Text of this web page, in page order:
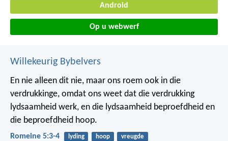
Android
Op u webwerf
Willekeurig Bybelvers
En nie alleen dit nie, maar ons roem ook in die
verdrukkinge, omdat ons weet dat die verdrukking
lydsaamheid werk, en die lydsaamheid beproefdheid en
die beproefdheid hoop.
Romeine 5:3-4 lyding hoop vreugde